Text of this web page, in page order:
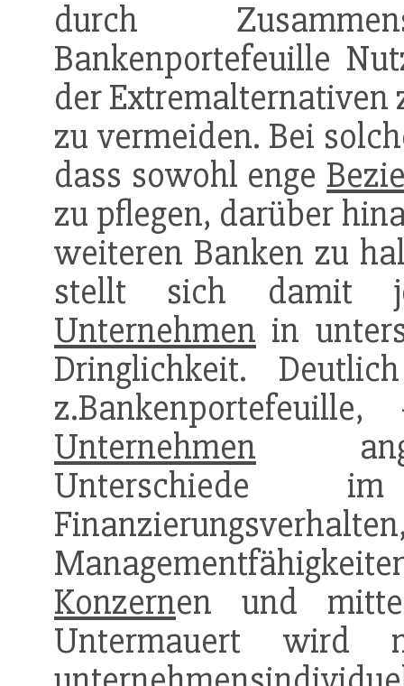
durch
Bankenportefeuille
der Extremalternativen
zu vermeiden. Bei
dass sowohl enge
zu pflegen, darüber
weiteren Banken zu
stellt sich damit
Unternehmen in
Dringlichkeit.
Unternehmen
Unterschiede
Konzernen und
Untermauert wird